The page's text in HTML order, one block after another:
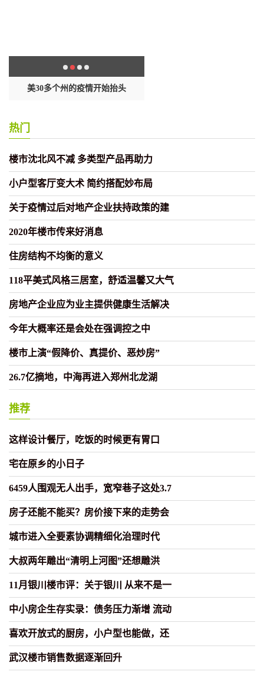
美30多个州的疫情开始抬头
热门
楼市沈北风不减 多类型产品再助力
小户型客厅变大术 简约搭配妙布局
关于疫情过后对地产企业扶持政策的建
2020年楼市传来好消息
住房结构不均衡的意义
118平美式风格三居室，舒适温馨又大气
房地产企业应为业主提供健康生活解决
今年大概率还是会处在强调控之中
楼市上演“假降价、真提价、恶炒房”
26.7亿摘地，中海再进入郑州北龙湖
推荐
这样设计餐厅，吃饭的时候更有胃口
宅在原乡的小日子
6459人围观无人出手，宽窄巷子这处3.7
房子还能不能买？房价接下来的走势会
城市进入全要素协调精细化治理时代
大叔两年雕出“清明上河图”还想雕洪
11月银川楼市评：关于银川 从来不是一
中小房企生存实录：债务压力渐增 流动
喜欢开放式的厨房，小户型也能做，还
武汉楼市销售数据逐渐回升